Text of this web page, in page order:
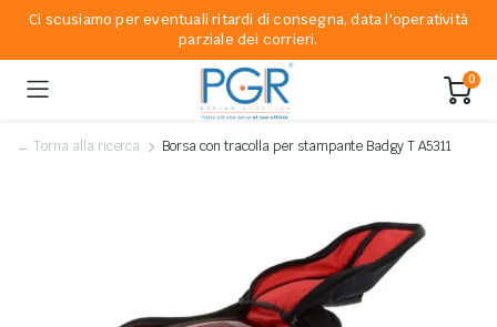
Ci scusiamo per eventuali ritardi di consegna, data l'operatività
parziale dei corrieri.
0
← Torna alla ricerca Borsa con tracolla per stampante Badgy T A5311